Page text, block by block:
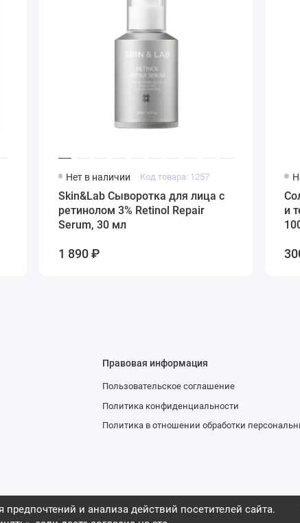
Нет в наличии Код товара: 1257
Skin&Lab Сыворотка для лица с
ретинолом 3% Retinol Repair
Serum, 30 мл
1 890 ₽
и
и анализа действий посетителей сайта.
Правовая информация
Пользовательское соглашение
Политика конфиденциальности
Политика в отношении обработки